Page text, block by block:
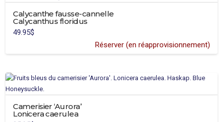
page
du
Calycanthe fausse-cannelle
Calycanthus floridus
49.95$
Réserver (en réapprovisionnement)
Camerisier ‘Aurora’
Lonicera caerulea